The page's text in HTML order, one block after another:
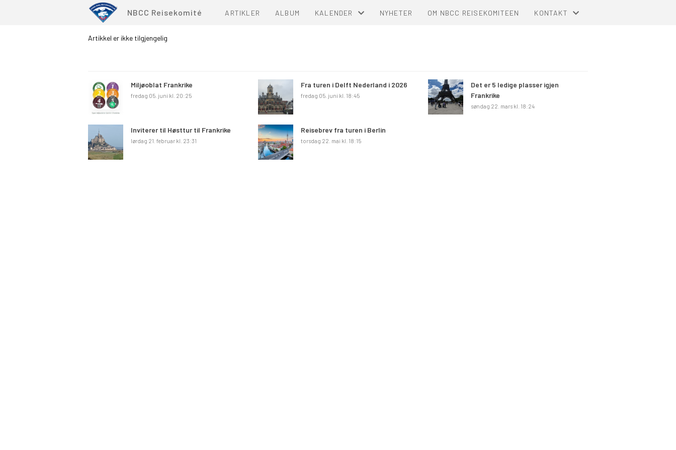
NBCC Reisekomité ARTIKLER ALBUM KALENDER NYHETER OM NBCC REISEKOMITEEN KONTAKT
Artikkel er ikke tilgjengelig
Miljøoblat Frankrike
fredag 05. juni kl. 20:25
Fra turen i Delft Nederland i 2026
fredag 05. juni kl. 18:45
Det er 5 ledige plasser igjen
Frankrike
søndag 22. mars kl. 18:24
Inviterer til Høsttur til Frankrike
lørdag 21. februar kl. 23:31
Reisebrev fra turen i Berlin
torsdag 22. mai kl. 18:15